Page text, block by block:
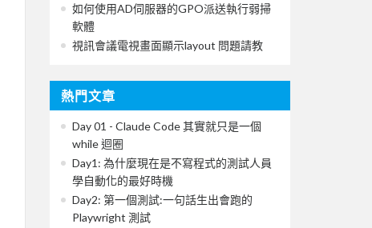
如何使用AD伺服器的GPO派送執行弱掃
軟體
視訊會議電視畫面顯示layout 問題請教
熱門文章
Day 01 - Claude Code 其實就只是一個
while 迴圈
Day1: 為什麼現在是不寫程式的測試人員
學自動化的最好時機
Day2: 第一個測試:一句話生出會跑的
Playwright 測試